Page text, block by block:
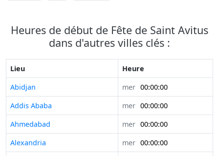
Heures de début de Fête de Saint Avitus
dans d'autres villes clés :
Lieu
Heure
Abidjan
mer 00:00:00
Addis Ababa
mer 00:00:00
Ahmedabad
mer 00:00:00
Alexandria
mer 00:00:00